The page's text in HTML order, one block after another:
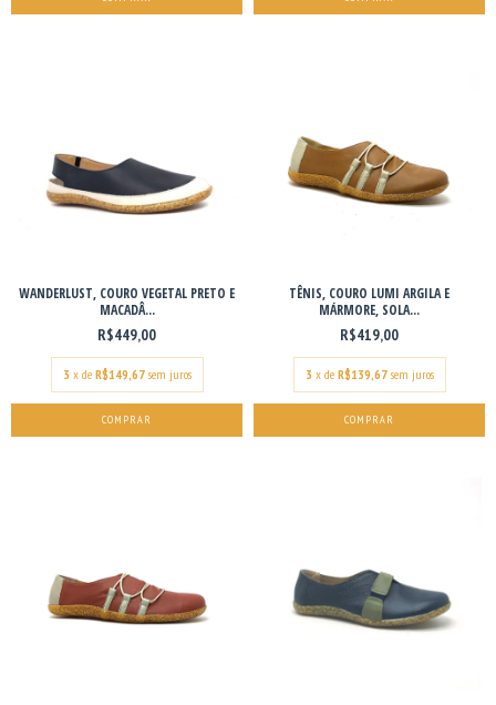
WANDERLUST, COURO VEGETAL PRETO E
MACADÂ...
R$449,00
3 x de R$149,67 sem juros
COMPRAR
TÊNIS, COURO LUMI ARGILA E
MÁRMORE, SOLA...
R$419,00
3 x de R$139,67 sem juros
COMPRAR